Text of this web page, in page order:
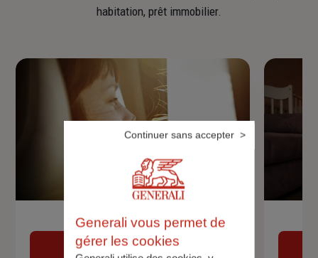
habitation, prêt immobilier.
Devis assurance auto
Obtenir une estimation
Generali vous permet de
gérer les cookies
Continuer sans accepter